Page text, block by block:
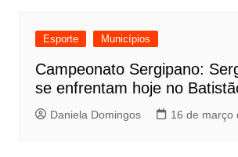
Esporte Municípios
Campeonato Sergipano:
se enfrentam hoje no
Daniela Domingos 16 de março